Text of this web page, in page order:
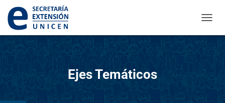
Ejes Temáticos